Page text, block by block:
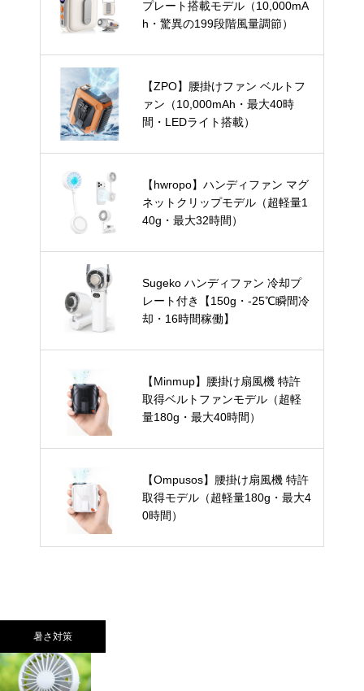
プレート搭載モデル（10,000mA
h・驚異の199段階風量調節）
【ZPO】腰掛けファン ベルトフ
ァン（10,000mAh・最大40時
間・LEDライト搭載）
【hwropo】ハンディファン マグ
ネットクリップモデル（超軽量1
40g・最大32時間）
Sugeko ハンディファン 冷却プ
レート付き【150g・-25℃瞬間冷
却・16時間稼働】
【Minmup】腰掛け扇風機 特許
取得ベルトファンモデル（超軽
量180g・最大40時間）
【Ompusos】腰掛け扇風機 特許
取得モデル（超軽量180g・最大4
0時間）
暑さ対策